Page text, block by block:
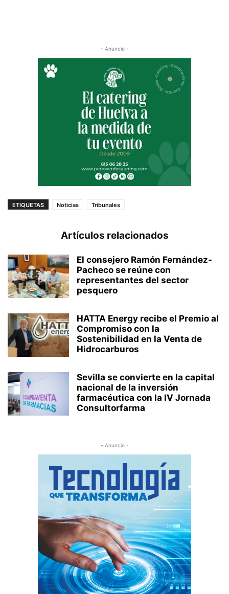
- Anuncio -
ETIQUETAS Noticias Tribunales
Artículos relacionados
El consejero Ramón Fernández-
Pacheco se reúne con
representantes del sector
pesquero
HATTA Energy recibe el Premio al
Compromiso con la
Sostenibilidad en la Venta de
Hidrocarburos
Sevilla se convierte en la capital
nacional de la inversión
farmacéutica con la IV Jornada
Consultorfarma
- Anuncio -